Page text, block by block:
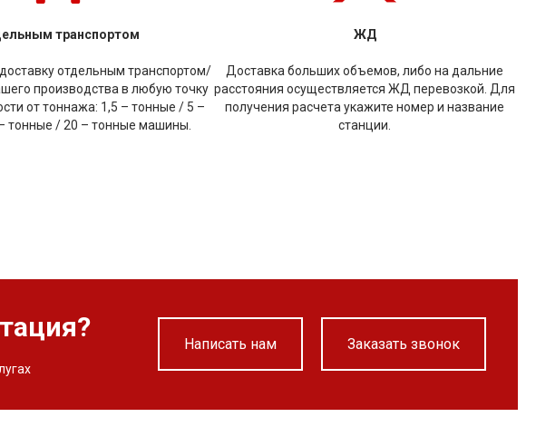
транспортом
отдельным транспортом/
производства в любую точку
от тоннажа: 1,5 – тонные / 5 –
тонные / 20 – тонные машины.
ЖД
Доставка больших объемов, либо на дальние
расстояния осуществляется ЖД перевозкой. Для
получения расчета укажите номер и название
станции.
Написать нам Заказать звонок